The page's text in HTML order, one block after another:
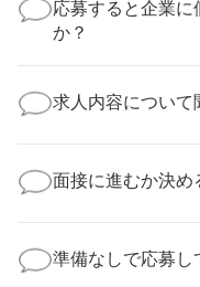
の多くは、複数応
います。
応募すると企業
か？
業様に個人情報
より詳細な求人情
求人内容について
してお答えいた
勤務体制や職場の
す！
面接に進むか決め
積極的に受け入れ
の様子を見ること
準備なしで応募し